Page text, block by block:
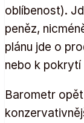
oblíbenost).
peněz,
plánu jde o
nebo k
Barometr